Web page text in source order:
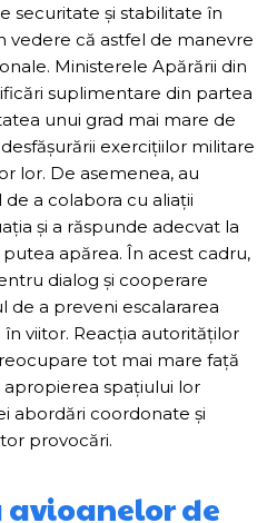
securitate și stabilitate în
vedere că astfel de manevre
Ministerele Apărării din
suplimentare din partea
unui grad mai mare de
exercițiilor militare
lor. De asemenea, au
a colabora cu aliații
și a răspunde adecvat la
apărea. În acest cadru,
dialog și cooperare
de a preveni escalararea
viitor. Reacția autorităților
tot mai mare față
spațiului lor
abordări coordonate și
provocări.
de